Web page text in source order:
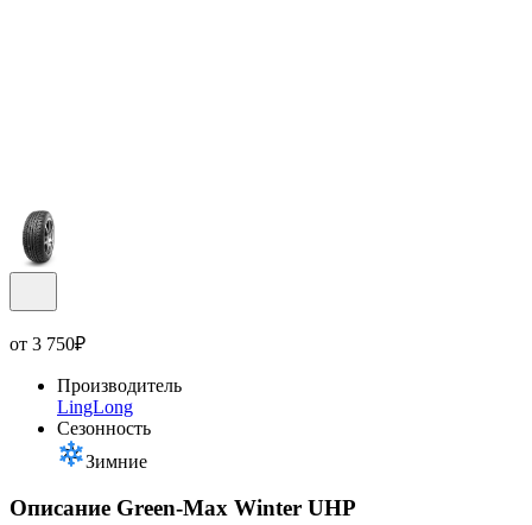
от 3 750₽
Производитель
LingLong
Сезонность
Зимние
Описание Green-Max Winter UHP